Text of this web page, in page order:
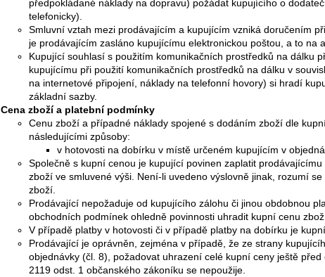
předpokládané náklady na dopravu) požádat kupujícího o
telefonicky).
Smluvní vztah mezi prodávajícím a kupujícím vzniká doručením
je prodávajícím zasláno kupujícímu elektronickou poštou, a to na
Kupující souhlasí s použitím komunikačních prostředků na dálku
kupujícímu při použití komunikačních prostředků na dálku v
na internetové připojení, náklady na telefonní hovory) si hradí
základní sazby.
Cena zboží a platební podmínky
Cenu zboží a případné náklady spojené s dodáním zboží dle
následujícími způsoby:
v hotovosti na dobírku v místě určeném kupujícím v
Společně s kupní cenou je kupující povinen zaplatit
zboží ve smluvené výši. Není-li uvedeno výslovně jinak, rozumí
zboží.
Prodávající nepožaduje od kupujícího zálohu či jinou obdobnou
obchodních podmínek ohledně povinnosti uhradit kupní cenu
V případě platby v hotovosti či v případě platby na dobírku je
Prodávající je oprávněn, zejména v případě, že ze strany
objednávky (čl. 8), požadovat uhrazení celé kupní ceny ještě
2119 odst. 1 občanského zákoníku se nepoužije.